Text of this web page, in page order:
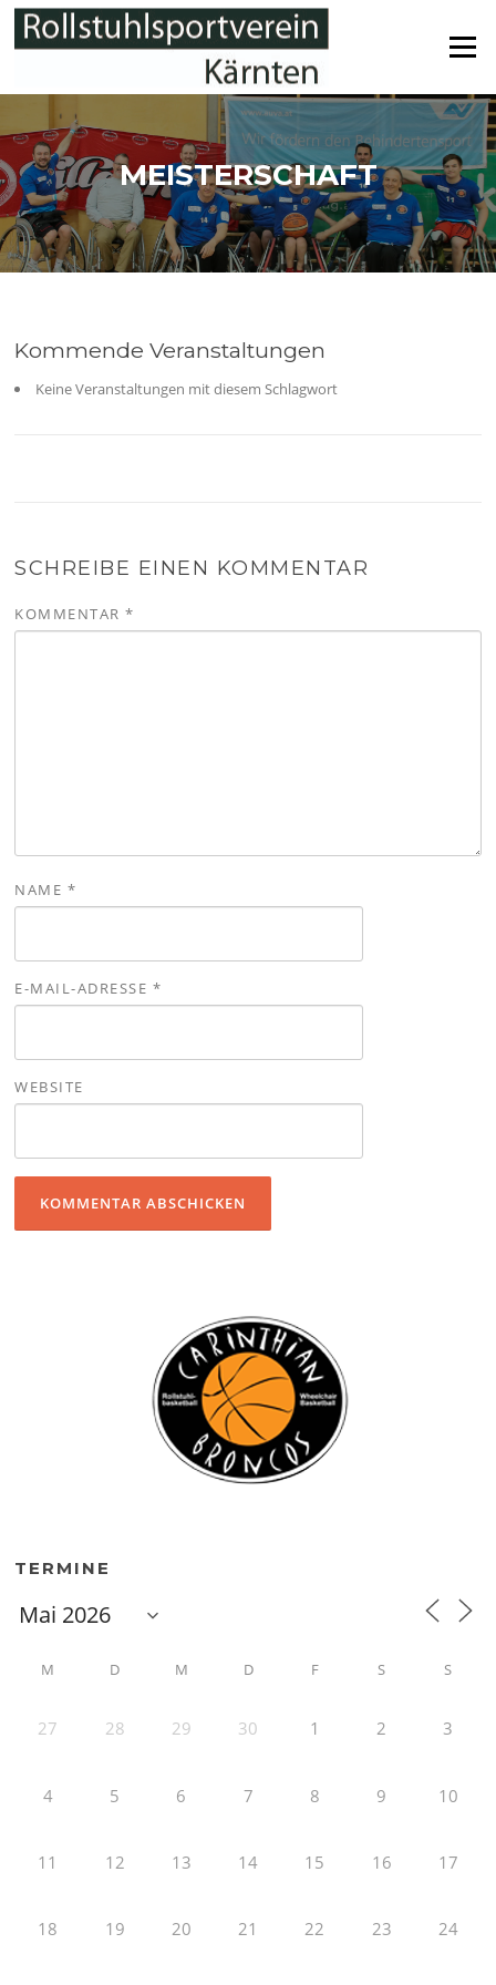
Zum
Inhalt
Menü
MEISTERSCHAFT
Kommende Veranstaltungen
Keine Veranstaltungen mit diesem Schlagwort
SCHREIBE EINEN KOMMENTAR
KOMMENTAR*
NAME *
E-MAIL-ADRESSE *
WEBSITE
TERMINE
M D M D F S S
27 28 29 30 1 2 3
4 5 6 7 8 9 10
11 12 13 14 15 16 17
18 19 20 21 22 23 24